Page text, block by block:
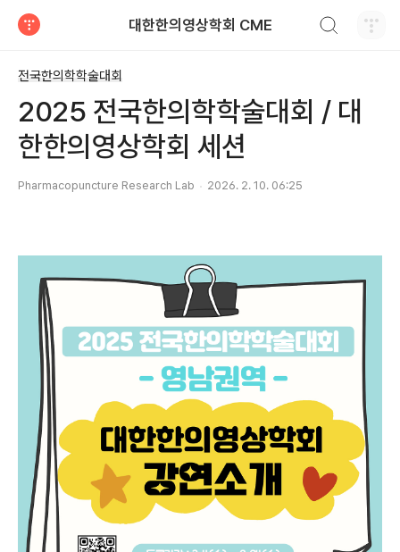
대한한의영상학회 CME
전국한의학학술대회
2025 전국한의학학술대회 / 대
한한의영상학회 세션
Pharmacopuncture Research Lab 2026. 2. 10. 06:25